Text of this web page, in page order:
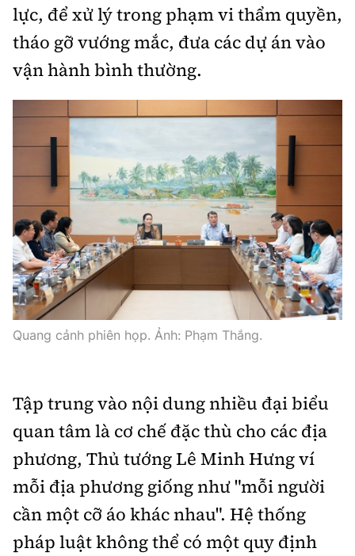
lực, để xử lý trong phạm vi thẩm quyền,
tháo gỡ vướng mắc, đưa các dự án vào
vận hành bình thường.
Quang cảnh phiên họp. Ảnh: Phạm Thắng.
Tập trung vào nội dung nhiều đại biểu
quan tâm là cơ chế đặc thù cho các địa
phương, Thủ tướng Lê Minh Hưng ví
mỗi địa phương giống như "mỗi người
cần một cỡ áo khác nhau". Hệ thống
pháp luật không thể có một quy định